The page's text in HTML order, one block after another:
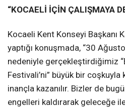
“KOCAELİ İÇİN ÇALIŞMAYA
Kocaeli Kent Konseyi Başkanı
yaptığı konuşmada, “30
nedeniyle gerçekleştirdiğimiz
Festivali’ni” büyük bir
inançla kazanılır. Bizler de
engelleri kaldırarak geleceğe